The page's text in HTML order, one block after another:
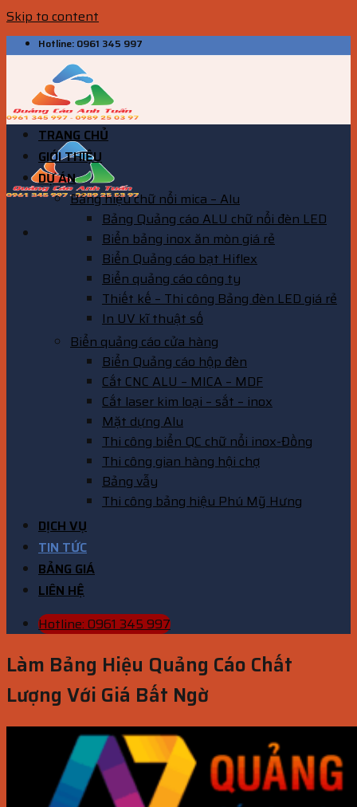
Skip to content
Hotline: 0961 345 997
TRANG CHỦ
GIỚI THIỆU
DỰ ÁN
Bảng hiệu chữ nổi mica – Alu
Bảng Quảng cáo ALU chữ nổi đèn LED
Biển bảng inox ăn mòn giá rẻ
Biển Quảng cáo bạt Hiflex
Biển quảng cáo công ty
Thiết kế – Thi công Bảng đèn LED giá rẻ
In UV kĩ thuật số
Biển quảng cáo cửa hàng
Biển Quảng cáo hộp đèn
Cắt CNC ALU – MICA – MDF
Cắt laser kim loại – sắt – inox
Mặt dựng Alu
Thi công biển QC chữ nổi inox-Đồng
Thi công gian hàng hội chợ
Bảng vẫy
Thi công bảng hiệu Phú Mỹ Hưng
DỊCH VỤ
TIN TỨC
BẢNG GIÁ
LIÊN HỆ
Hotline: 0961 345 997
Làm Bảng Hiệu Quảng Cáo Chất
Lượng Với Giá Bất Ngờ